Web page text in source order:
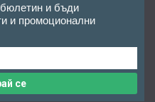
и бъди
и промоционални
се